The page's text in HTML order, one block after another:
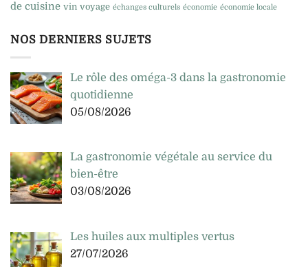
de cuisine vin voyage échanges culturels économie économie locale
NOS DERNIERS SUJETS
Le rôle des oméga-3 dans la gastronomie
quotidienne
05/08/2026
La gastronomie végétale au service du
bien-être
03/08/2026
Les huiles aux multiples vertus
27/07/2026